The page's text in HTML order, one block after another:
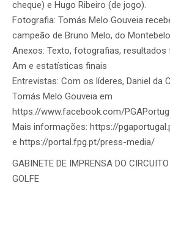
cheque) e Hugo Ribeiro (de jogo).
Fotografia: Tomás Melo Gouveia
campeão de Bruno Melo, do Montebelo
Anexos: Texto, fotografias, resultados
Am e estatísticas finais
Entrevistas: Com os líderes, Daniel da
Tomás Melo Gouveia em
https://www.facebook.com/
Mais informações: https://
e https://portal.fpg.pt/press-media/
GABINETE DE IMPRENSA DO
GOLFE